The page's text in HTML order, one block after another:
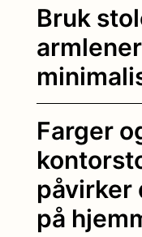
Bruk
Farger
påvirker
på